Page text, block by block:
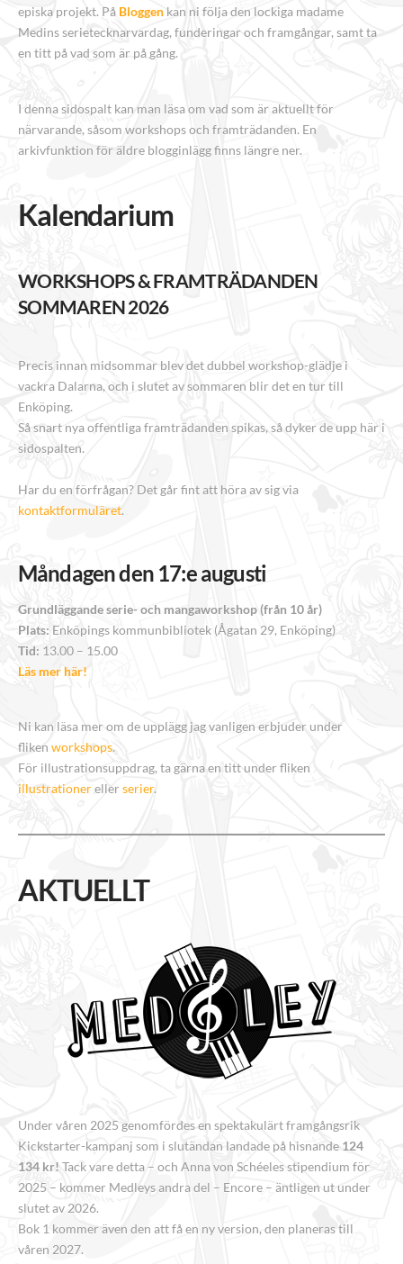
episka projekt. På Bloggen kan ni följa den lockiga madame
Medins serietecknarvardag, funderingar och framgångar, samt ta
en titt på vad som är på gång.
I denna sidospalt kan man läsa om vad som är aktuellt för
närvarande, såsom workshops och framträdanden. En
arkivfunktion för äldre blogginlägg finns längre ner.
Kalendarium
WORKSHOPS & FRAMTRÄDANDEN
SOMMAREN 2026
Precis innan midsommar blev det dubbel workshop-glädje i
vackra Dalarna, och i slutet av sommaren blir det en tur till
Enköping.
Så snart nya offentliga framträdanden spikas, så dyker de upp här i
sidospalten.
Har du en förfrågan? Det går fint att höra av sig via
kontaktformuläret.
Måndagen den 17:e augusti
Grundläggande serie- och mangaworkshop (från 10 år)
Plats: Enköpings kommunbibliotek (Ågatan 29, Enköping)
Tid: 13.00 – 15.00
Läs mer här!
Ni kan läsa mer om de upplägg jag vanligen erbjuder under
fliken workshops.
För illustrationsuppdrag, ta gärna en titt under fliken
illustrationereller serier.
AKTUELLT
Under våren 2025 genomfördes en spektakulärt framgångsrik
Kickstarter-kampanj som i slutändan landade på hisnande 124
134 kr! Tack vare detta – och Anna von Schéeles stipendium för
2025 – kommer Medleys andra del – Encore – äntligen ut under
slutet av 2026.
Bok 1 kommer även den att få en ny version, den planeras till
våren 2027.